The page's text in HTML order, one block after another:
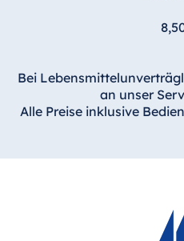
Bei
an unser
Alle Preise inklusive